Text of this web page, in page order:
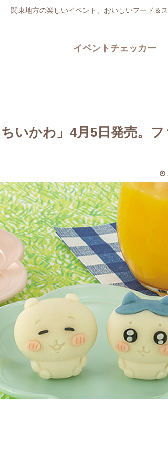
関東地方の楽しいイベント、おいしいフード＆
イベントチェッカー
いかわ」4月5日発売。フ